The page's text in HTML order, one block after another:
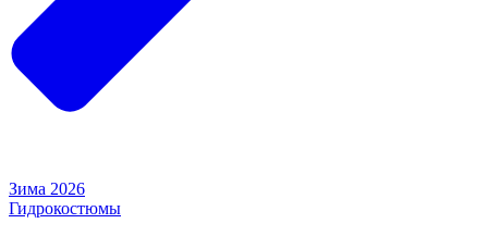
Зима 2026
Гидрокостюмы